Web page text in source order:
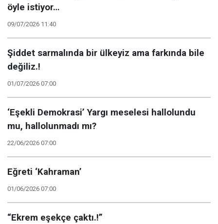
öyle istiyor…
09/07/2026 11:40
Şiddet sarmalında bir ülkeyiz ama farkında bile
değiliz.!
01/07/2026 07:00
‘Eşekli Demokrasi’ Yargı meselesi hallolundu
mu, hallolunmadı mı?
22/06/2026 07:00
Eğreti ‘Kahraman’
01/06/2026 07:00
“Ekrem eşekçe çaktı.!”